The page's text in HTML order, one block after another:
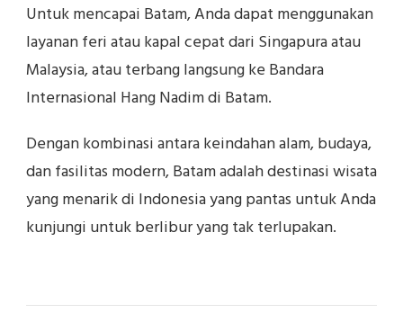
Untuk mencapai Batam, Anda dapat menggunakan
layanan feri atau kapal cepat dari Singapura atau
Malaysia, atau terbang langsung ke Bandara
Internasional Hang Nadim di Batam.
Dengan kombinasi antara keindahan alam, budaya,
dan fasilitas modern, Batam adalah destinasi wisata
yang menarik di Indonesia yang pantas untuk Anda
kunjungi untuk berlibur yang tak terlupakan.